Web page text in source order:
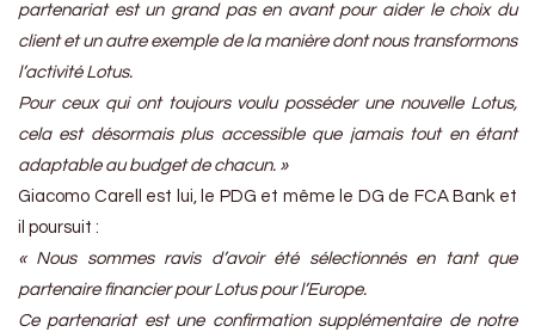
partenariat est un grand pas en avant pour aider le choix du
client et un autre exemple de la manière dont nous transformons
l’activité Lotus.
Pour ceux qui ont toujours voulu posséder une nouvelle Lotus,
cela est désormais plus accessible que jamais tout en étant
adaptable au budget de chacun. »
Giacomo Carell est lui, le PDG et même le DG de FCA Bank et
il poursuit :
« Nous sommes ravis d’avoir été sélectionnés en tant que
partenaire financier pour Lotus pour l’Europe.
Ce partenariat est une confirmation supplémentaire de notre